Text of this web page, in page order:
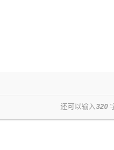
还可以输入320